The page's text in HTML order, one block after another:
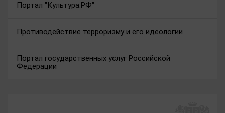
Портал "Культура.РФ"
Противодействие терроризму и его идеологии
Портал государственных услуг Российской
Федерации